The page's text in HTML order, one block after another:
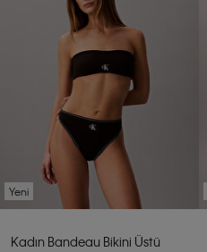
Yeni
Kadın Bandeau Bikini Üstü